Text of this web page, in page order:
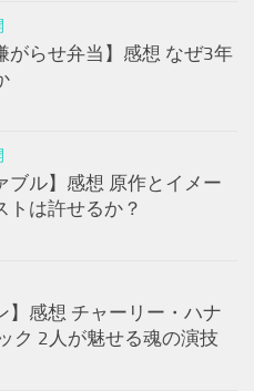
がらせ弁当】感想 なぜ3年
ブル】感想 原作とイメー
トは許せるか？
】感想 チャーリー・ハナ
ク 2人が魅せる魂の演技